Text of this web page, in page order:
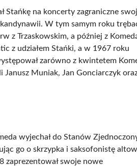
Stańkę na koncerty zagraniczne
W tym samym roku
z Trzaskowskim, a później z
z udziałem Stańki, a w 1967 roku
zarówno z kwintetem
Janusz Muniak, Jan Gonciarczyk
wyjechał do Stanów
go o skrzypka i saksofonistę
zaprezentował swoje nowe